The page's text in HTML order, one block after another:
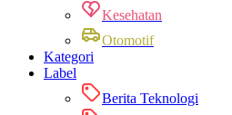
Kesehatan
Otomotif
Kategori
Label
Berita Teknologi